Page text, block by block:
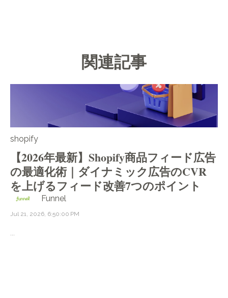
関連記事
shopify
【2026年最新】Shopify商品フィード広告
の最適化術｜ダイナミック広告のCVR
を上げるフィード改善7つのポイント
Funnel
Jul 21, 2026, 6:50:00 PM
...